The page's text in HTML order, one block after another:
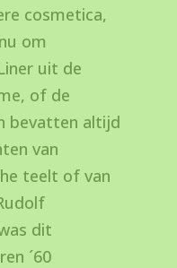
cosmetica,
om
uit de
of de
bevatten altijd
van
teelt of van
dit
´60